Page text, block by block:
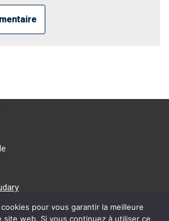
pour vous garantir la meilleure
site web. Si vous continuez à utiliser ce